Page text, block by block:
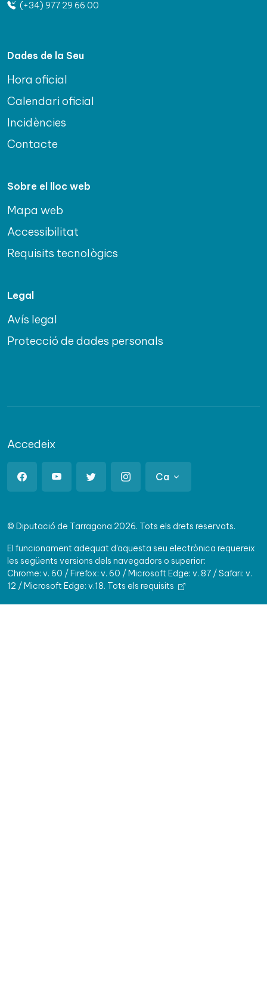
(+34) 977 29 66 00
Dades de la Seu
Hora oficial
Calendari oficial
Incidències
Contacte
Sobre el lloc web
Mapa web
Accessibilitat
Requisits tecnològics
Legal
Avís legal
Protecció de dades personals
Accedeix
Ca
© Diputació de Tarragona 2026. Tots els drets reservats.
El funcionament adequat d'aquesta seu electrònica requereix
les següents versions dels navegadors o superior:
Chrome: v. 60 / Firefox: v. 60 / Microsoft Edge: v. 87 / Safari: v.
12 / Microsoft Edge: v.18. Tots els requisits